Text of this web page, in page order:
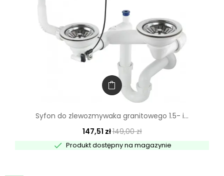
Syfon do zlewozmywaka granitowego 1.5- i...
147,51 zł149,00 zł
 Produkt dostępny na magazynie